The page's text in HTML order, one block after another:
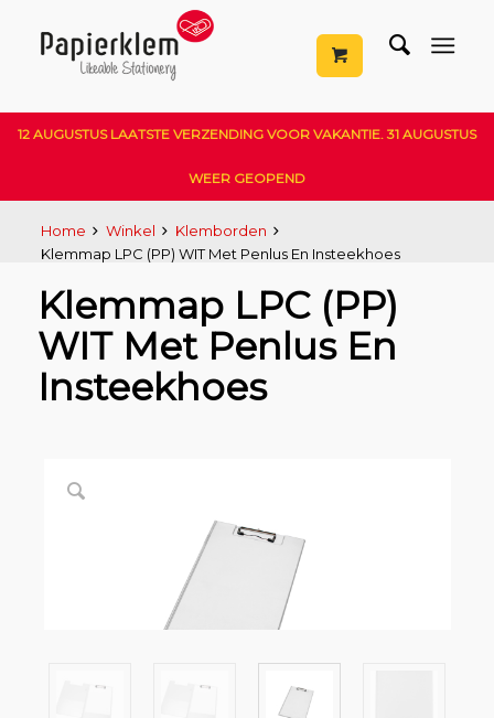
12 AUGUSTUS LAATSTE VERZENDING VOOR VAKANTIE. 31 AUGUSTUS
WEER GEOPEND
Home Winkel
Klemborden
Klemmap LPC (PP) WIT Met Penlus En Insteekhoes
Klemmap LPC (PP)
WIT Met Penlus En
Insteekhoes